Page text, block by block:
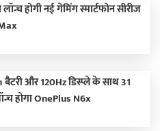
होगी नई गेमिंग स्मार्टफोन सीरीज
और 120Hz डिस्प्ले के साथ 31
होगा OnePlus N6x